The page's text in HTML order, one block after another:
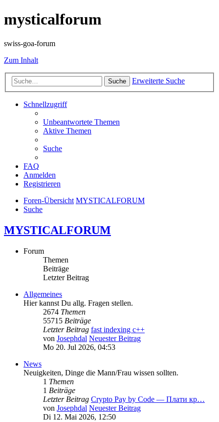
mysticalforum
swiss-goa-forum
Zum Inhalt
Suche Erweiterte Suche
Schnellzugriff
Unbeantwortete Themen
Aktive Themen
Suche
FAQ
Anmelden
Registrieren
Foren-Übersicht MYSTICALFORUM
Suche
MYSTICALFORUM
Forum
Themen
Beiträge
Letzter Beitrag
Allgemeines
Hier kannst Du allg. Fragen stellen.
2674 Themen
55715 Beiträge
Letzter Beitrag fast indexing c++
von Josephdal Neuester Beitrag
Mo 20. Jul 2026, 04:53
News
Neuigkeiten, Dinge die Mann/Frau wissen sollten.
1 Themen
1 Beiträge
Letzter Beitrag Crypto Pay by Code — Плати кр…
von Josephdal Neuester Beitrag
Di 12. Mai 2026, 12:50